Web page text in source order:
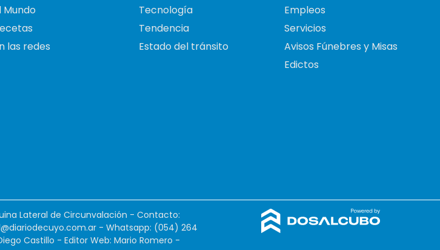
Mundo
las redes
Tecnología
Tendencia
Estado del tránsito
Empleos
Servicios
Avisos Fúnebres y Misas
Edictos
Lateral de Circunvalación - Contacto:
- Whatsapp: (054) 264
Castillo - Editor Web: Mario Romero -